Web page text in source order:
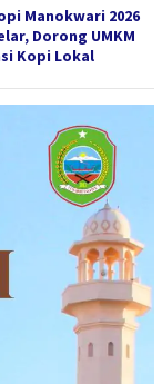
Manokwari 2026
Dorong UMKM
Kopi Lokal